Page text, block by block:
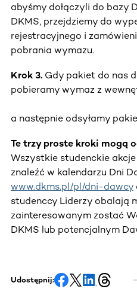
abyśmy dołączyli do bazy
DKMS, przejdziemy do
rejestracyjnego i
pobrania wymazu.
Krok 3. Gdy pakiet do nas
pobieramy wymaz z
a następnie odsyłamy
Te trzy proste kroki mogą
Wszystkie studenckie
znaleźć w kalendarzu Dni
www.dkms.pl/pl/dni-dawcy
studenccy Liderzy obalają
zainteresowanym zostać
DKMS lub potencjalnym
Udostępnij: